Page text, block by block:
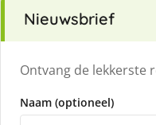
Nieuwsbrief
Ontvang de lekkerste
Naam (optioneel)